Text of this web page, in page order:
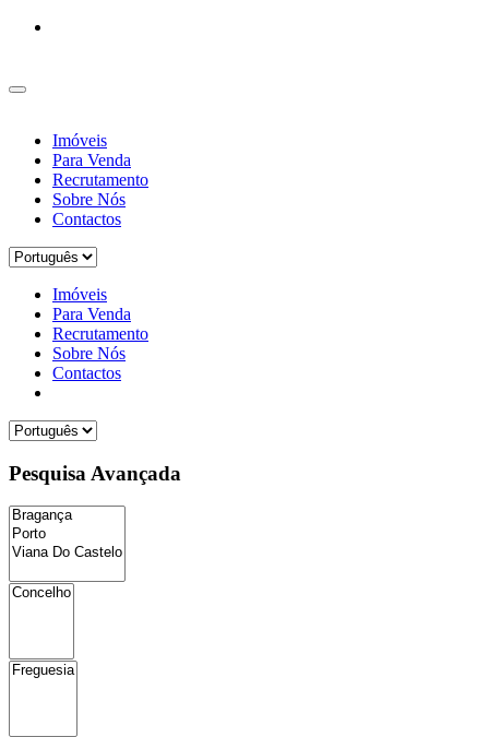
Imóveis
Para Venda
Recrutamento
Sobre Nós
Contactos
Imóveis
Para Venda
Recrutamento
Sobre Nós
Contactos
Pesquisa Avançada